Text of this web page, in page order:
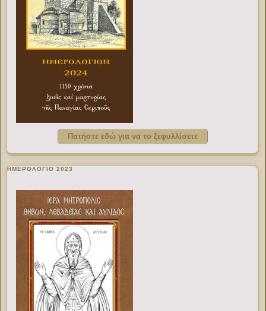
Πατήστε εδώ για να το ξεφυλλίσετε
ΗΜΕΡΟΛΟΓΙΟ 2023